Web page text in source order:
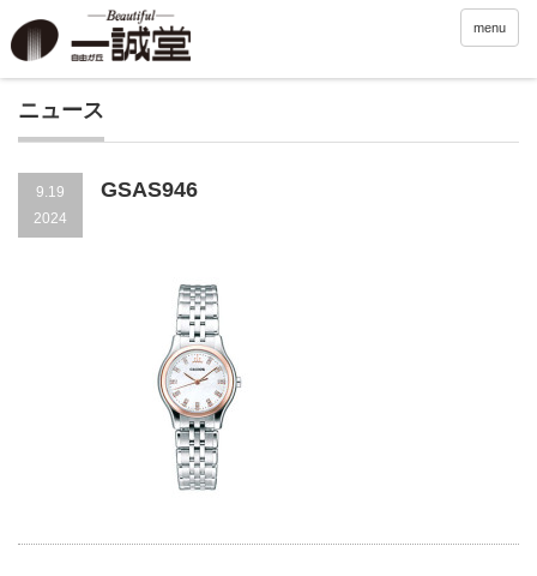
menu
ニュース
9.19
2024
GSAS946